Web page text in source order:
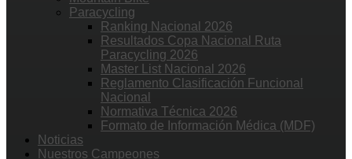
Paracycling
Ranking Nacional 2026
Resultados Copa Nacional Ruta
Paracycling 2026
Master List Nacional 2026
Reglamento Clasificación Funcional
Nacional
Normativa Técnica 2026
Formato de Información Médica (MDF)
Noticias
Nuestros Campeones